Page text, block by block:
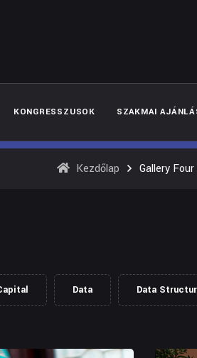
KONGRESSZUSOK SZAKMAI
Kezdőlap Gallery
Data Data